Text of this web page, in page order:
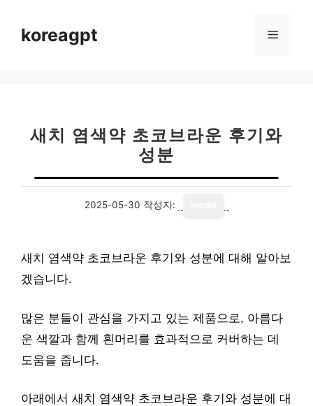
koreagpt 메
새치 염색약 초코브라운 후기와
성분
2025-05-30 작성자:
새치 염색약 초코브라운 후기와 성분에 대해 알아보
겠습니다.
많은 분들이 관심을 가지고 있는 제품으로, 아름다
운 색깔과 함께 흰머리를 효과적으로 커버하는 데
도움을 줍니다.
아래에서 새치 염색약 초코브라운 후기와 성분에 대